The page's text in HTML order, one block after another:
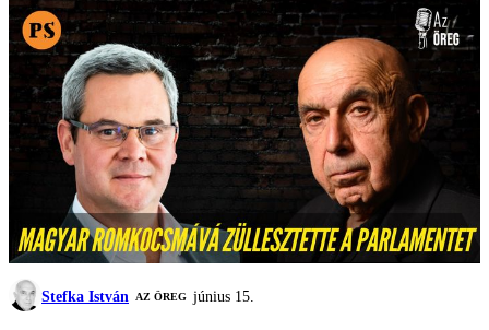
Stefka István AZ ÖREG június 15.